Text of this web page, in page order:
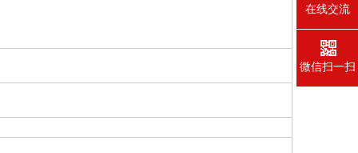
在线交流
微信扫一扫